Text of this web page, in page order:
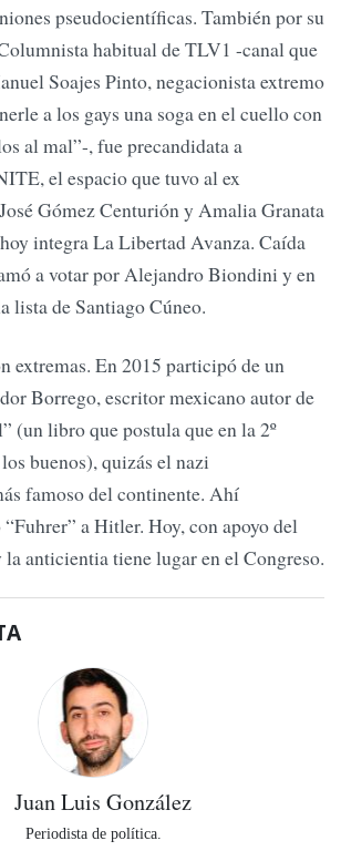
pseudocientíficas. También por su
habitual de TLV1 -canal que
Soajes Pinto, negacionista extremo
a los gays una soga en el cuello con
al mal”-, fue precandidata a
el espacio que tuvo al ex
Gómez Centurión y Amalia Granata
integra La Libertad Avanza. Caída
a votar por Alejandro Biondini y en
lista de Santiago Cúneo.
extremas. En 2015 participó de un
Borrego, escritor mexicano autor de
(un libro que postula que en la 2º
buenos), quizás el nazi
famoso del continente. Ahí
a Hitler. Hoy, con apoyo del
anticientia tiene lugar en el Congreso.
Juan Luis González
Periodista de política.